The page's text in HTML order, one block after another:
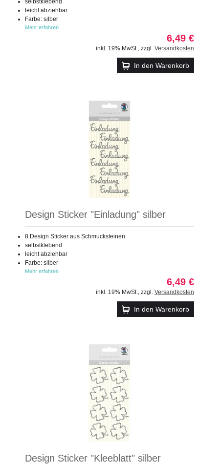
leicht abziehbar
Farbe: silber
Mehr erfahren
6,49 €
inkl. 19% MwSt. zzgl. Versandkosten
In den Warenkorb
Design Sticker "Einladung" silber
8 Design Sticker aus Schmucksteinen
selbstklebend
leicht abziehbar
Farbe: silber
Mehr erfahren
6,49 €
inkl. 19% MwSt. zzgl. Versandkosten
In den Warenkorb
Design Sticker "Kleeblatt" silber